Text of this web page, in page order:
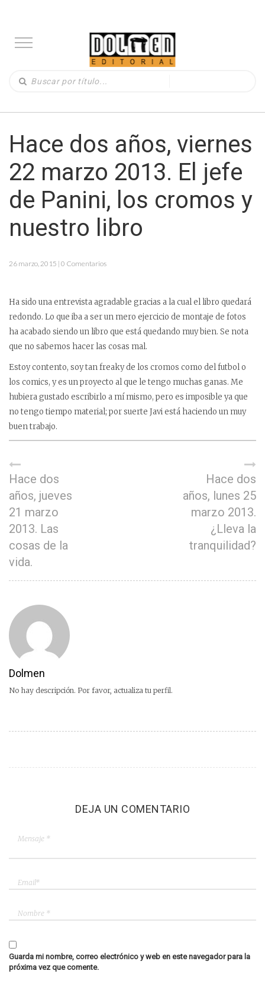
Hace dos años, viernes
22 marzo 2013. El jefe
de Panini, los cromos y
nuestro libro
26 marzo, 2015 | 0 Comentarios
Ha sido una entrevista agradable gracias a la cual el libro quedará
redondo. Lo que iba a ser un mero ejercicio de montaje de fotos
ha acabado siendo un libro que está quedando muy bien. Se nota
que no sabemos hacer las cosas mal.
Estoy contento, soy tan freaky de los cromos como del futbol o
los comics, y es un proyecto al que le tengo muchas ganas. Me
hubiera gustado escribirlo a mí mismo, pero es imposible ya que
no tengo tiempo material; por suerte Javi está haciendo un muy
buen trabajo.
Hace dos
años, jueves
21 marzo
2013. Las
cosas de la
vida.
Hace dos
años, lunes 25
marzo 2013.
¿Lleva la
tranquilidad?
Dolmen
No hay descripción. Por favor, actualiza tu perfil.
DEJA UN COMENTARIO
Guarda mi nombre, correo electrónico y web en este navegador para la
próxima vez que comente.